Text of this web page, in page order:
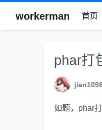
workerman 首页
phar打
如题，phar